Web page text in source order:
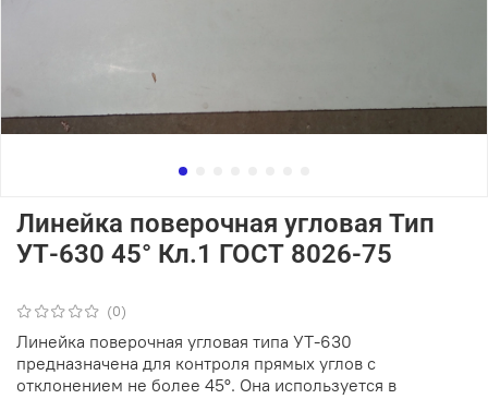
(0)
Линейка поверочная угловая Тип
УТ-630 45° Кл.1 ГОСТ 8026-75
Линейка поверочная угловая типа УТ-630
предназначена для контроля прямых углов с
отклонением не более 45°. Она используется в